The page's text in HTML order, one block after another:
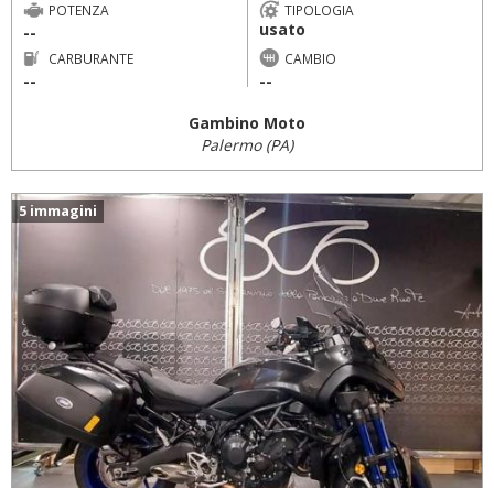
POTENZA
--
TIPOLOGIA
usato
CARBURANTE
--
CAMBIO
--
Gambino Moto
Palermo (PA)
5 immagini